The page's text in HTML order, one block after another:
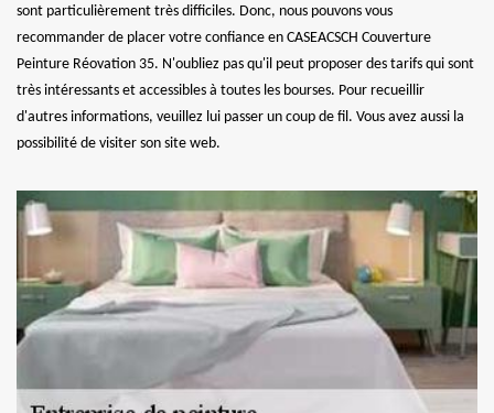
sont particulièrement très difficiles. Donc, nous pouvons vous
recommander de placer votre confiance en CASEACSCH Couverture
Peinture Réovation 35. N'oubliez pas qu'il peut proposer des tarifs qui sont
très intéressants et accessibles à toutes les bourses. Pour recueillir
d'autres informations, veuillez lui passer un coup de fil. Vous avez aussi la
possibilité de visiter son site web.